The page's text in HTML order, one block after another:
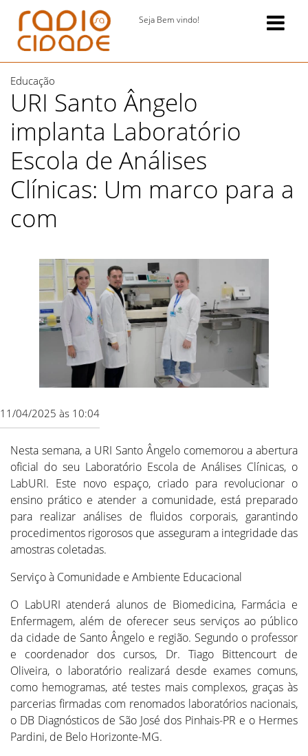
Seja Bem vindo!
Educação
URI Santo Ângelo
implanta Laboratório
Escola de Análises
Clínicas: Um marco para a
com
11/04/2025 às 10:04
Nesta semana, a URI Santo Ângelo comemorou a abertura
oficial do seu Laboratório Escola de Análises Clínicas, o
LabURI. Este novo espaço, criado para revolucionar o
ensino prático e atender a comunidade, está preparado
para realizar análises de fluidos corporais, garantindo
procedimentos rigorosos que asseguram a integridade das
amostras coletadas.
Serviço à Comunidade e Ambiente Educacional
O LabURI atenderá alunos de Biomedicina, Farmácia e
Enfermagem, além de oferecer seus serviços ao público
da cidade de Santo Ângelo e região. Segundo o professor
e coordenador dos cursos, Dr. Tiago Bittencourt de
Oliveira, o laboratório realizará desde exames comuns,
como hemogramas, até testes mais complexos, graças às
parcerias firmadas com renomados laboratórios nacionais,
o DB Diagnósticos de São José dos Pinhais-PR e o Hermes
Pardini, de Belo Horizonte-MG.